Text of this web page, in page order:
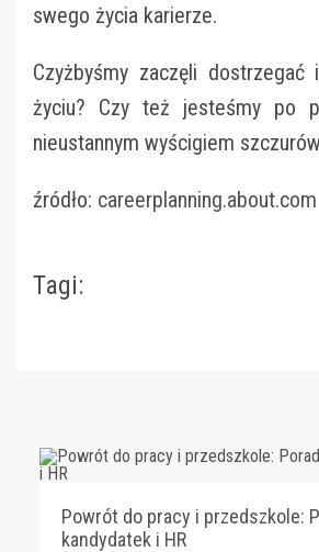
swego życia karierze.
Czyżbyśmy zaczęli
życiu? Czy też jesteśmy po
nieustannym wyścigiem
źródło: careerplanning.about.com
Tagi:
Powrót do pracy i przedszkole:
kandydatek i HR